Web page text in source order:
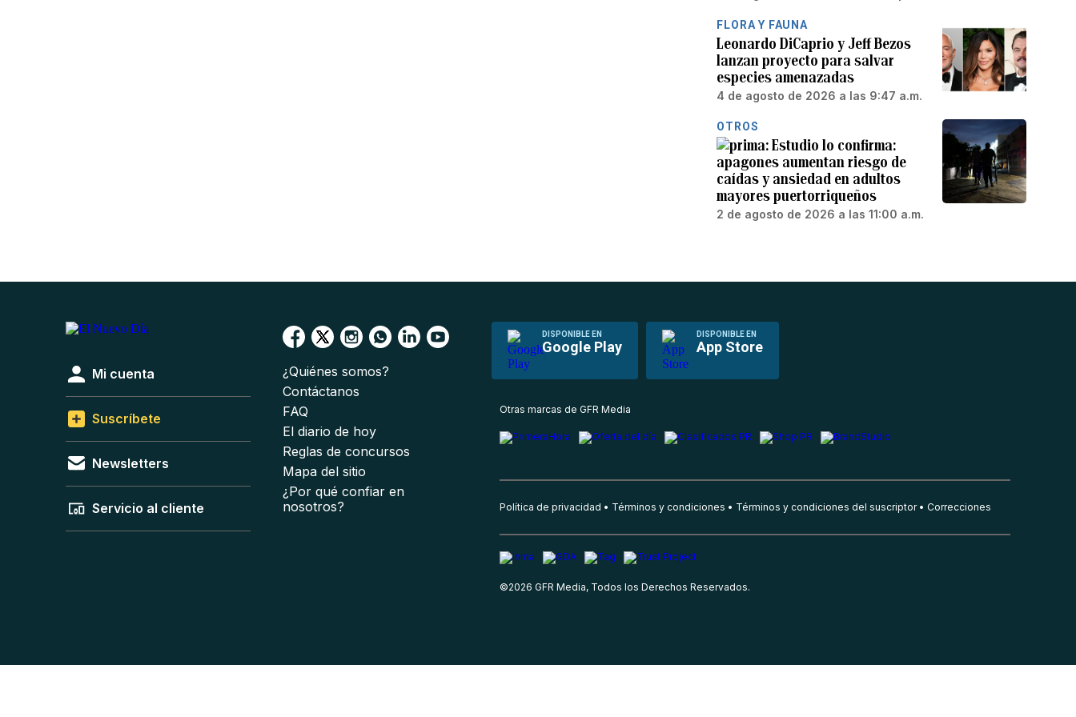
FLORA Y FAUNA
Leonardo DiCaprio y Jeff Bezos
lanzan proyecto para salvar
especies amenazadas
4 de agosto de 2026 a las 9:47 a.m.
OTROS
Estudio lo confirma:
apagones aumentan riesgo de
caídas y ansiedad en adultos
mayores puertorriqueños
2 de agosto de 2026 a las 11:00 a.m.
DISPONIBLE EN
Google Play
DISPONIBLE EN
App Store
Mi cuenta
Suscríbete
Newsletters
Servicio al cliente
¿Quiénes somos?
Contáctanos
FAQ
El diario de hoy
Reglas de concursos
Mapa del sitio
¿Por qué confiar en
nosotros?
Otras marcas de GFR Media
Política de privacidad Términos y condiciones Términos y condiciones del suscriptor Correcciones
©2026 GFR Media, Todos los Derechos Reservados.